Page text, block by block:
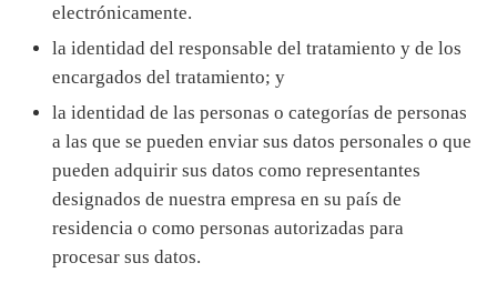
electrónicamente.
la identidad del responsable del tratamiento y de los
encargados del tratamiento; y
la identidad de las personas o categorías de personas
a las que se pueden enviar sus datos personales o que
pueden adquirir sus datos como representantes
designados de nuestra empresa en su país de
residencia o como personas autorizadas para
procesar sus datos.